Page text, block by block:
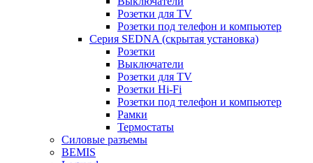
Розетки для TV
Розетки под телефон и компьютер
Серия SEDNA (скрытая установка)
Розетки
Выключатели
Розетки для TV
Розетки Hi-Fi
Розетки под телефон и компьютер
Рамки
Термостаты
Силовые разъемы
BEMIS